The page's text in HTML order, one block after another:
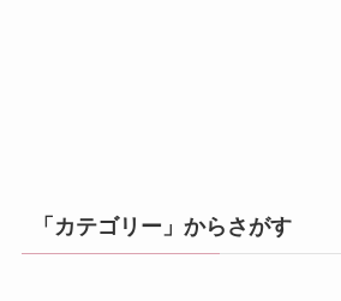
「カテゴリー」からさがす